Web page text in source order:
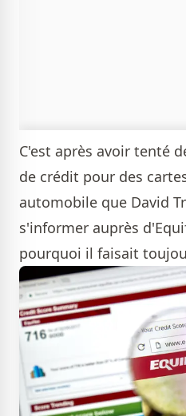
C'est après avoir tenté
de crédit pour des
automobile que David
s'informer auprès
pourquoi il faisait